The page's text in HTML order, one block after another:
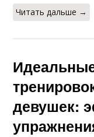
Читать дальше →
девушек: